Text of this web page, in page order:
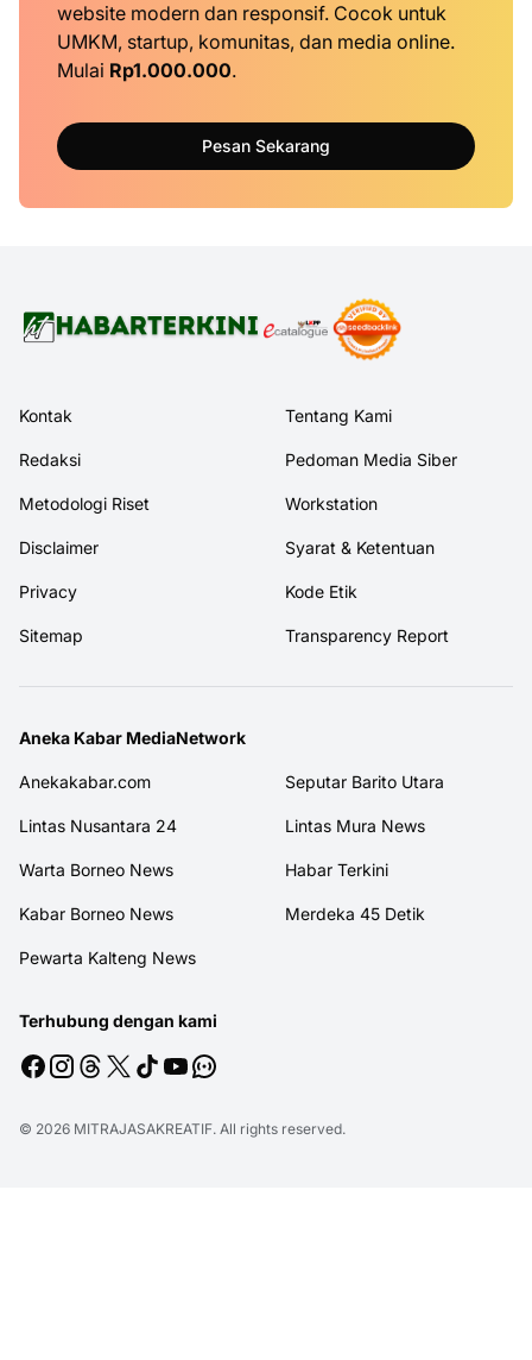
website modern dan responsif. Cocok untuk
UMKM, startup, komunitas, dan media online.
Mulai Rp1.000.000.
Pesan Sekarang
Kontak Tentang Kami
Redaksi Pedoman Media Siber
Metodologi Riset Workstation
Disclaimer Syarat & Ketentuan
Privacy Kode Etik
Sitemap Transparency Report
Aneka Kabar MediaNetwork
Anekakabar.com Seputar Barito Utara
Lintas Nusantara 24 Lintas Mura News
Warta Borneo News Habar Terkini
Kabar Borneo News Merdeka 45 Detik
Pewarta Kalteng News
Terhubung dengan kami
© 2026 MITRAJASAKREATIF. All rights reserved.